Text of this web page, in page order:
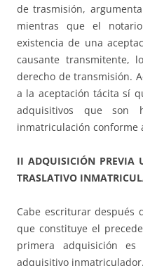
de trasmisión,
mientras que el
existencia de una
causante transmitente,
derecho de transmisión.
a la aceptación tácita sí
adquisitivos que
inmatriculación conforme
II ADQUISICIÓN PREVIA
TRASLATIVO
Cabe escriturar
que constituye el
primera adquisición
adquisitivo inmatriculador.